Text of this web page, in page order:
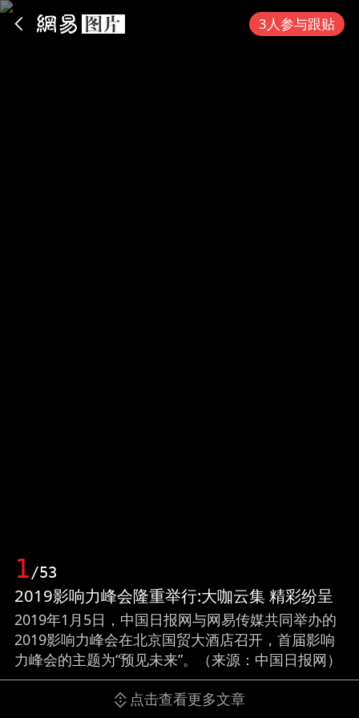
3人参与跟贴
1/53
2019影响力峰会隆重举行:大咖云集 精彩纷呈
2019年1月5日，中国日报网与网易传媒共同举办的
2019影响力峰会在北京国贸大酒店召开，首届影响
力峰会的主题为“预见未来”。（来源：中国日报网）
点击查看更多文章
App内打开